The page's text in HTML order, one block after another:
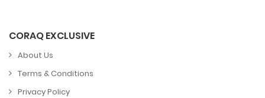
CORAQ EXCLUSIVE
About Us
Terms & Conditions
Privacy Policy